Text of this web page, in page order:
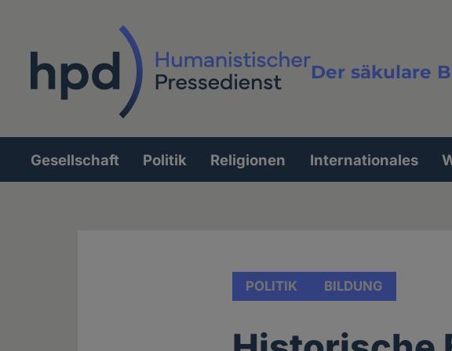
Der säkulare
Volltextsuche
Hauptnavigation
Gesellschaft Politik Religionen Internationales
POLITIK BILDUNG